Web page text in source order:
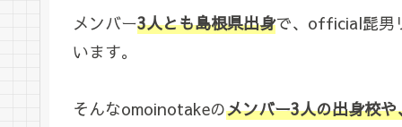
メンバー3人とも島根県出身で、official髭男
います。
そんなomoinotakeのメンバー3人の出身校